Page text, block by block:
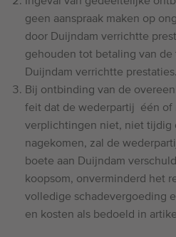
geen aanspraak maken op
door Duijndam verrichtte
gehouden tot betaling van
Duijndam verrichtte prestaties.
Bij ontbinding van de
feit dat de wederpartij één of
verplichtingen niet, niet tijdig
nagekomen, zal de
boete aan Duijndam
koopsom, onverminderd het
volledige schadevergoeding
en kosten als bedoeld in